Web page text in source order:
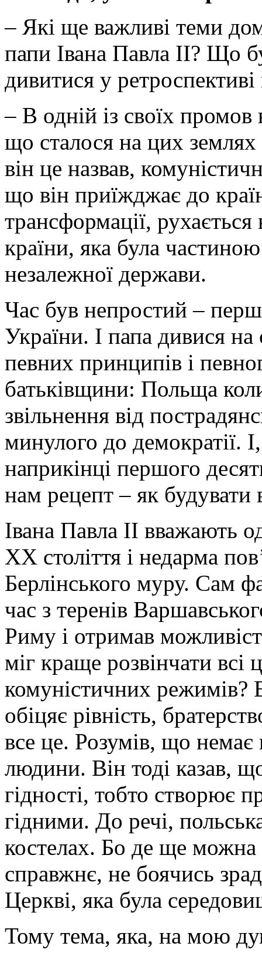
– Які ще важливі теми
папи Івана Павла ІІ? Що
дивитися у
– В одній із своїх
що сталося на цих землях
він це назвав,
що він приїжджає до
трансформації, рухається
країни, яка була частиною
незалежної держави.
Час був непростий –
України. І папа дивися на
певних принципів і
батьківщини: Польща
звільнення від
минулого до демократії.
наприкінці першого
нам рецепт – як будувати
Івана Павла ІІ вважають
ХХ століття і недарма
Берлінського муру. Сам
час з теренів
Риму і отримав
міг краще розвінчати всі
комуністичних режимів?
обіцяє рівність,
все це. Розумів, що немає
людини. Він тоді казав,
гідності, тобто створює
гідними. До речі,
костелах. Бо де ще можна
справжнє, не боячись
Церкві, яка була
Тому тема, яка, на мою